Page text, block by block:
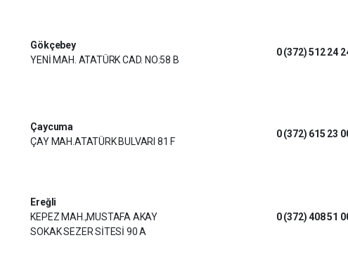
Gökçebey
YENİ MAH. ATATÜRK CAD. NO:58 B
0 (372) 512 24
Çaycuma
ÇAY MAH.ATATÜRK BULVARI 81 F
0 (372) 615 23
Ereğli
KEPEZ MAH.,MUSTAFA AKAY
SOKAK SEZER SİTESİ 90 A
0 (372) 408 51